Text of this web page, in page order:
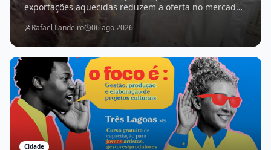
exportações aquecidas reduzem a oferta no mercado
interno e cortes chegam a ficar mais de 14% mais
caros
Rafael Landeiro 06 ago 2026
Cidade